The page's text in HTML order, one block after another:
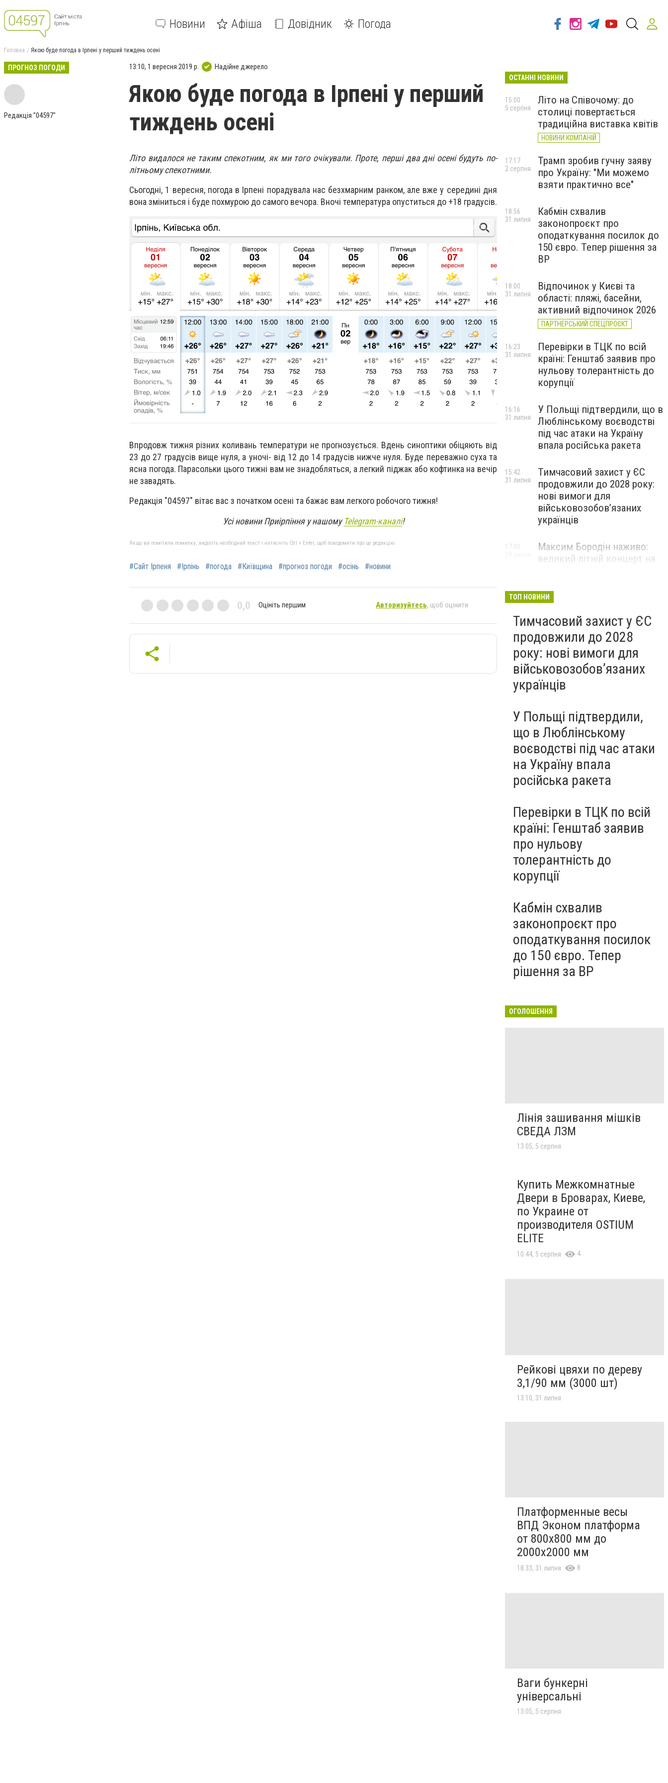
Новини Афіша Довідник Погода
Головна Якою буде погода в Ірпені у перший тиждень осені
ПРОГНОЗ ПОГОДИ
Редакція "04597"
13:10, 1 вересня 2019 р. Надійне джерело
Якою буде погода в Ірпені у перший
тиждень осені
Літо видалося не таким спекотним, як ми того очікували. Проте, перші два дні осені будуть по-
літньому спекотними.
Сьогодні, 1 вересня, погода в Ірпені порадувала нас безхмарним ранком, але вже у середині дня
вона зміниться і буде похмурою до самого вечора. Вночі температура опуститься до +18 градусів.
Впродовж тижня різних коливань температури не прогнозується. Вдень синоптики обіцяють від
23 до 27 градусів вище нуля, а уночі- від 12 до 14 градусів нижче нуля. Буде переважно суха та
ясна погода. Парасольки цього тижні вам не знадобляться, а легкий піджак або кофтинка на вечір
не завадять.
Редакція "04597" вітає вас з початком осені та бажає вам легкого робочого тижня!
Усі новини Приірпіння у нашомуTelegram-каналі!
Якщо ви помітили помилку, виділіть необхідний текст і натисніть Ctrl + Enter, щоб повідомити про це редакцію
#Сайт Ірпеня #Ірпінь #погода #Київщина #прогноз погоди #осінь #новини
0,0 Оцініть першим Авторизуйтесь, щоб оцінити
ОСТАННІ НОВИНИ
Літо на Співочому: до
столиці повертається
традиційна виставка квітів
НОВИНИ КОМПАНІЙ
15:00
5 серпня
Трамп зробив гучну заяву
про Україну: "Ми можемо
взяти практично все"
17:17
2 серпня
Кабмін схвалив
законопроєкт про
оподаткування посилок до
150 євро. Тепер рішення за
ВР
18:56
31 липня
Відпочинок у Києві та
області: пляжі, басейни,
активний відпочинок 2026
ПАРТНЕРСЬКИЙ СПЕЦПРОЄКТ
18:00
31 липня
Перевірки в ТЦК по всій
країні: Генштаб заявив про
нульову толерантність до
корупції
16:23
31 липня
У Польщі підтвердили, що в
Люблінському воєводстві
під час атаки на Україну
впала російська ракета
16:16
31 липня
Тимчасовий захист у ЄС
продовжили до 2028 року:
нові вимоги для
військовозобов’язаних
українців
15:42
31 липня
Максим Бородін наживо:
великий літній концерт на
17:00
ТОП НОВИНИ
Тимчасовий захист у ЄС
продовжили до 2028
року: нові вимоги для
військовозобов’язаних
українців
У Польщі підтвердили,
що в Люблінському
воєводстві під час атаки
на Україну впала
російська ракета
Перевірки в ТЦК по всій
країні: Генштаб заявив
про нульову
толерантність до
корупції
Кабмін схвалив
законопроєкт про
оподаткування посилок
до 150 євро. Тепер
рішення за ВР
ОГОЛОШЕННЯ
Лінія зашивання мішків
СВЕДА ЛЗМ
13:05, 5 серпня
Купить Межкомнатные
Двери в Броварах, Киеве,
по Украине от
производителя OSTIUM
ELITE
10:44, 5 серпня 4
Рейкові цвяхи по дереву
3,1/90 мм (3000 шт)
13:10, 31 липня
Платформенные весы
ВПД Эконом платформа
от 800х800 мм до
2000х2000 мм
18:33, 31 липня 8
Ваги бункерні
універсальні
13:05, 5 серпня